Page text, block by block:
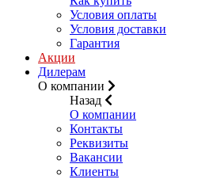
Условия оплаты
Условия доставки
Гарантия
Акции
Дилерам
О компании
Назад
О компании
Контакты
Реквизиты
Вакансии
Клиенты